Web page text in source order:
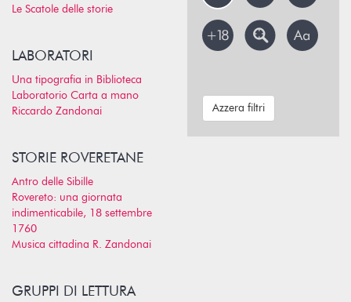
Le Scatole delle storie
LABORATORI
Una tipografia in Biblioteca
Laboratorio Carta a mano
Riccardo Zandonai
STORIE ROVERETANE
Antro delle Sibille
Rovereto: una giornata
indimenticabile, 18 settembre
1760
Musica cittadina R. Zandonai
GRUPPI DI LETTURA
Azzera filtri